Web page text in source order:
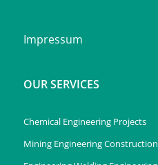
Impressum
OUR SERVICES
Chemical Engineering Projects
Mining Engineering Construction